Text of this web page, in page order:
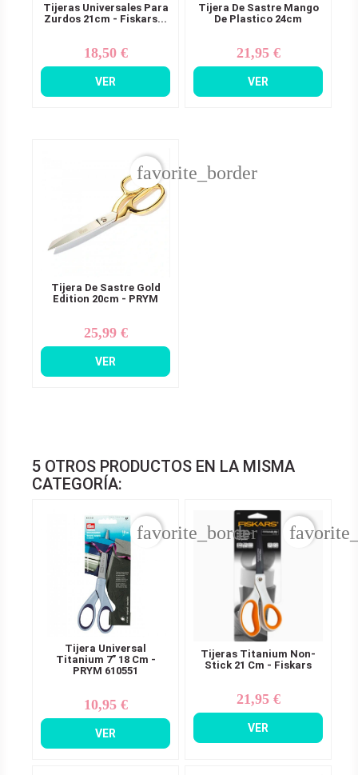
Tijeras Universales Para
Zurdos 21cm - Fiskars...
Precio
18,50 €
VER
Tijera De Sastre Mango
De Plastico 24cm
Precio
21,95 €
VER
Tijera De Sastre Gold
Edition 20cm - PRYM
Precio
25,99 €
VER
favorite_border
5 OTROS PRODUCTOS EN LA MISMA
CATEGORÍA:
Tijera Universal
Titanium 7” 18 Cm -
PRYM 610551
Precio
10,95 €
VER
favorite_border
Tijeras Titanium Non-
Stick 21 Cm - Fiskars
Precio
21,95 €
VER